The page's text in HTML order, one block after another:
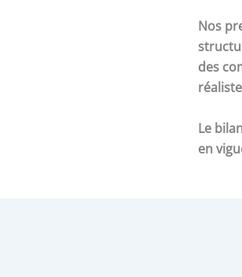
Nos
des
Le
en